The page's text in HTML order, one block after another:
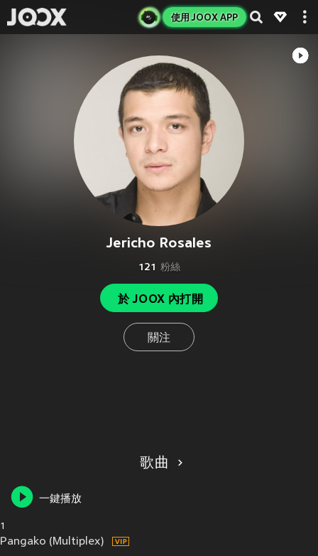
使用 JOOX APP
Jericho Rosales
121 粉絲
於 JOOX 內打開
關注
歌曲
一鍵播放
1
Pangako (Multiplex)